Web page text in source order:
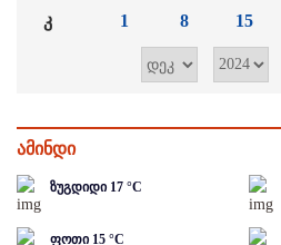
კ 1 8 15
ამინდი
ზუგდიდი 17 °C
ფოთი 15 °C